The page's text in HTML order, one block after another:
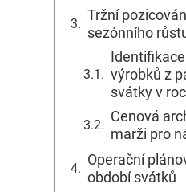
Tržní
sezónního
výrobků z
svátky v
Cenová
marži pro
Operační
období svátků